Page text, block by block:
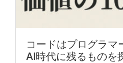
コードはプログラマ
AI時代に残るものを